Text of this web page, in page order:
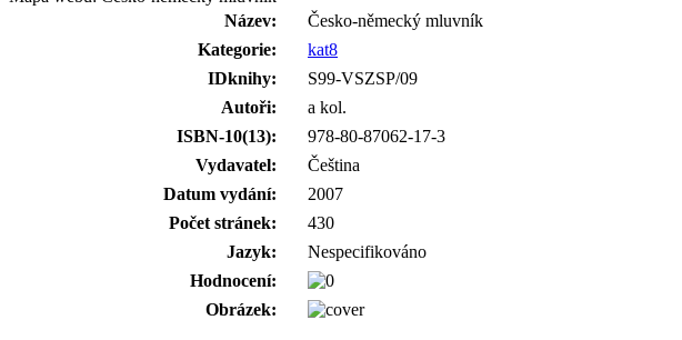
Název:
Česko-německý mluvník
Kategorie:
kat8
IDknihy:
S99-VSZSP/09
Autoři:
a kol.
ISBN-10(13):
978-80-87062-17-3
Vydavatel:
Čeština
Datum vydání:
2007
Počet stránek:
430
Jazyk:
Nespecifikováno
Hodnocení:
Obrázek: